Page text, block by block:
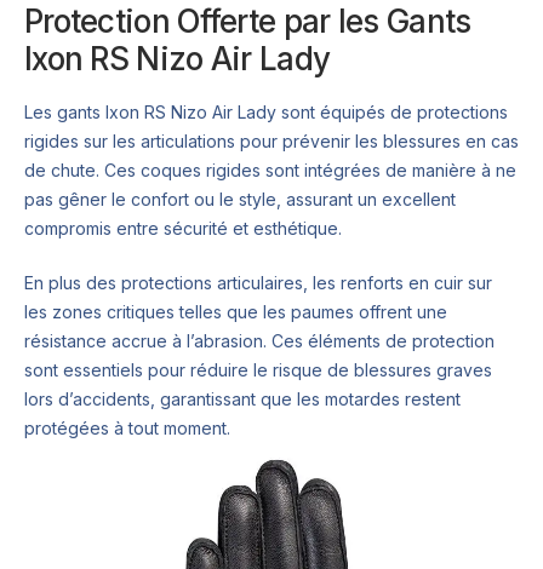
Protection Offerte par les Gants
Ixon RS Nizo Air Lady
Les gants Ixon RS Nizo Air Lady sont équipés de protections
rigides sur les articulations pour prévenir les blessures en cas
de chute. Ces coques rigides sont intégrées de manière à ne
pas gêner le confort ou le style, assurant un excellent
compromis entre sécurité et esthétique.
En plus des protections articulaires, les renforts en cuir sur
les zones critiques telles que les paumes offrent une
résistance accrue à l’abrasion. Ces éléments de protection
sont essentiels pour réduire le risque de blessures graves
lors d’accidents, garantissant que les motardes restent
protégées à tout moment.